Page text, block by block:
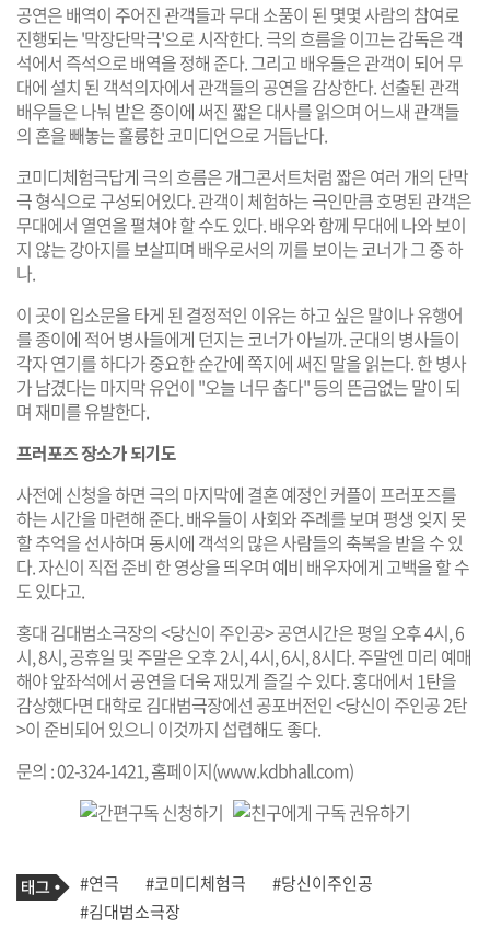
공연은 배역이 주어진 관객들과 무대 소품이 된 몇몇 사람의 참여로
진행되는 '막장단막극'으로 시작한다. 극의 흐름을 이끄는 감독은 객
석에서 즉석으로 배역을 정해 준다. 그리고 배우들은 관객이 되어 무
대에 설치 된 객석의자에서 관객들의 공연을 감상한다. 선출된 관객
배우들은 나눠 받은 종이에 써진 짧은 대사를 읽으며 어느새 관객들
의 혼을 빼놓는 훌륭한 코미디언으로 거듭난다.
코미디체험극답게 극의 흐름은 개그콘서트처럼 짧은 여러 개의 단막
극 형식으로 구성되어있다. 관객이 체험하는 극인만큼 호명된 관객은
무대에서 열연을 펼쳐야 할 수도 있다. 배우와 함께 무대에 나와 보이
지 않는 강아지를 보살피며 배우로서의 끼를 보이는 코너가 그 중 하
나.
이 곳이 입소문을 타게 된 결정적인 이유는 하고 싶은 말이나 유행어
를 종이에 적어 병사들에게 던지는 코너가 아닐까. 군대의 병사들이
각자 연기를 하다가 중요한 순간에 쪽지에 써진 말을 읽는다. 한 병사
가 남겼다는 마지막 유언이 "오늘 너무 춥다" 등의 뜬금없는 말이 되
며 재미를 유발한다.
프러포즈 장소가 되기도
사전에 신청을 하면 극의 마지막에 결혼 예정인 커플이 프러포즈를
하는 시간을 마련해 준다. 배우들이 사회와 주례를 보며 평생 잊지 못
할 추억을 선사하며 동시에 객석의 많은 사람들의 축복을 받을 수 있
다. 자신이 직접 준비 한 영상을 띄우며 예비 배우자에게 고백을 할 수
도 있다고.
홍대 김대범소극장의 <당신이 주인공> 공연시간은 평일 오후 4시, 6
시, 8시, 공휴일 및 주말은 오후 2시, 4시, 6시, 8시다. 주말엔 미리 예매
해야 앞좌석에서 공연을 더욱 재밌게 즐길 수 있다. 홍대에서 1탄을
감상했다면 대학로 김대범극장에선 공포버전인 <당신이 주인공 2탄
>이 준비되어 있으니 이것까지 섭렵해도 좋다.
문의 : 02-324-1421, 홈페이지(www.kdbhall.com)
기
사
관
련
태
그
#연극 #코미디체험극
#당신이주인공
#김대범소극장